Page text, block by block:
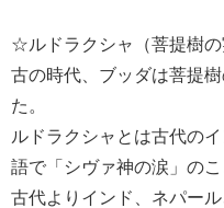
☆ルドラクシャ（菩提樹
古の時代、ブッダは菩提
た。
ルドラクシャとは古代の
語で「シヴァ神の涙」のこ
古代よりインド、ネパー